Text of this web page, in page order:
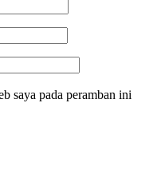
saya pada peramban ini